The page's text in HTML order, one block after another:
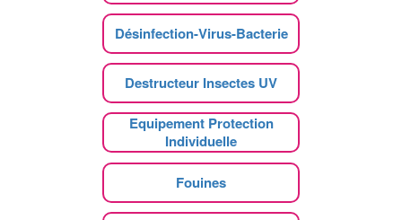
Désinfection-Virus-Bacterie
Destructeur Insectes UV
Equipement Protection
Individuelle
Fouines